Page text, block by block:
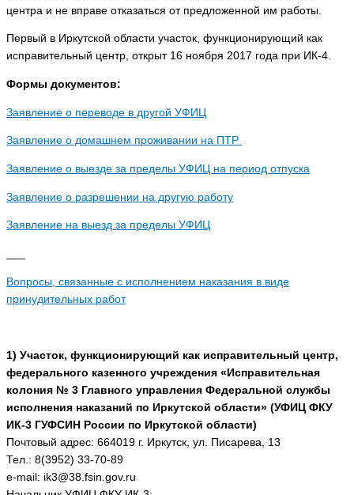
центра и не вправе отказаться от предложенной им работы.
Первый в Иркутской области участок, функционирующий как
исправительный центр, открыт 16 ноября 2017 года при ИК-4.
Формы документов:
Заявление о переводе в другой УФИЦ
Заявление о домашнем проживании на ПТР
Заявление о выезде за пределы УФИЦ на период отпуска
Заявление о разрешении на другую работу
Заявление на выезд за пределы УФИЦ
Вопросы, связанные с исполнением наказания в виде
принудительных работ
1) Участок, функционирующий как исправительный центр,
федерального казенного учреждения «Исправительная
колония № 3 Главного управления Федеральной службы
исполнения наказаний по Иркутской области» (УФИЦ ФКУ
ИК-3 ГУФСИН России по Иркутской области)
Почтовый адрес: 664019 г. Иркутск, ул. Писарева, 13
Тел.: 8(3952) 33-70-89
e-mail: ik3@38.fsin.gov.ru